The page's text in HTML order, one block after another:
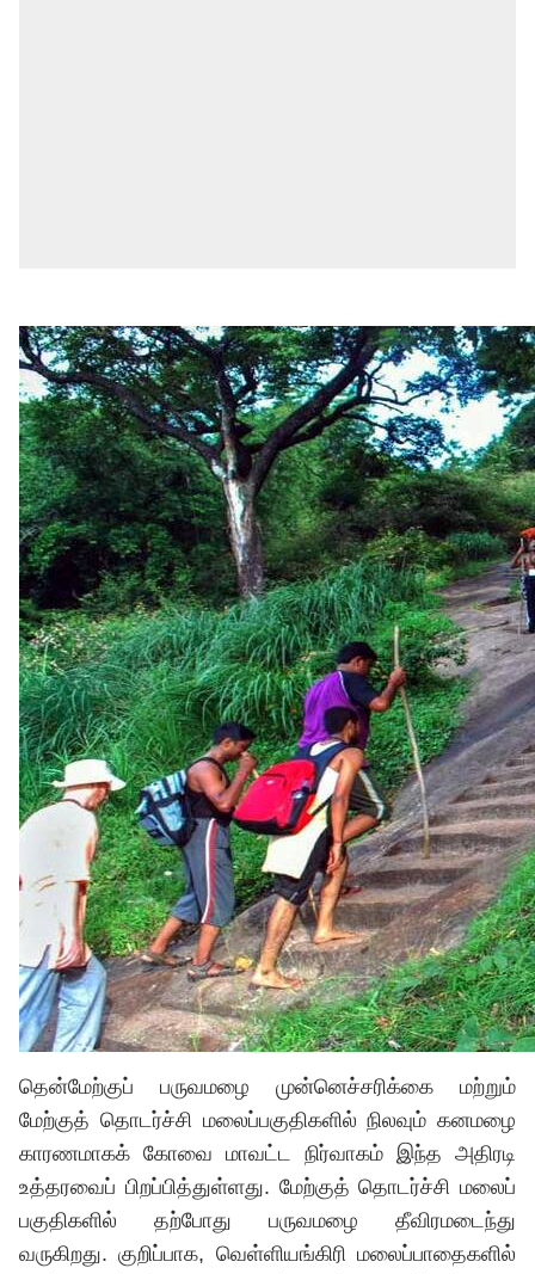
தென்மேற்குப் பருவமழை முன்னெச்சரிக்கை மற்றும்
மேற்குத் தொடர்ச்சி மலைப்பகுதிகளில் நிலவும் கனமழை
காரணமாகக் கோவை மாவட்ட நிர்வாகம் இந்த அதிரடி
உத்தரவைப் பிறப்பித்துள்ளது. மேற்குத் தொடர்ச்சி மலைப்
பகுதிகளில் தற்போது பருவமழை தீவிரமடைந்து
வருகிறது. குறிப்பாக, வெள்ளியங்கிரி மலைப்பாதைகளில்